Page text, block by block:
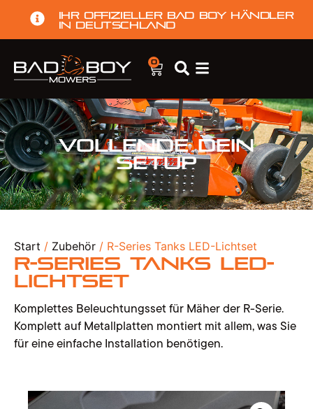
Ihr offizieller Bad Boy Händler
in Deutschland
0
Vollende dein
Setup
Start / Zubehör / R-Series Tanks LED-Lichtset
R-Series Tanks LED-
Lichtset
Komplettes Beleuchtungsset für Mäher der R-Serie.
Komplett auf Metallplatten montiert mit allem, was Sie
für eine einfache Installation benötigen.